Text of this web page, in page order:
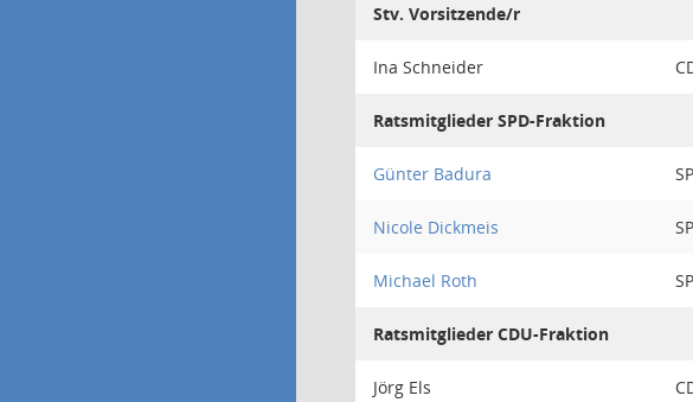
Stv. Vorsitzende/r
Ina Schneider
Ratsmitglieder SPD-Fraktion
Günter Badura
Nicole Dickmeis
Michael Roth
Ratsmitglieder CDU-Fraktion
Jörg Els